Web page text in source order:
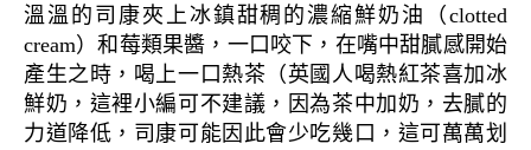
溫溫的司康夾上冰鎮甜稠的濃縮鮮奶油（clotted
cream）和莓類果醬，一口咬下，在嘴中甜膩感開始
產生之時，喝上一口熱茶（英國人喝熱紅茶喜加冰
鮮奶，這裡小編可不建議，因為茶中加奶，去膩的
力道降低，司康可能因此會少吃幾口，這可萬萬划